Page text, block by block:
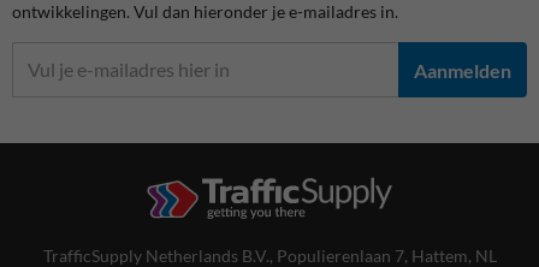
ontwikkelingen. Vul dan hieronder je e-mailadres in.
Aanmelden
TrafficSupply Netherlands B.V., Populierenlaan 7, Hattem, NL